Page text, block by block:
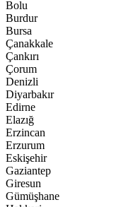
Bolu
Burdur
Bursa
Çanakkale
Çankırı
Çorum
Denizli
Diyarbakır
Edirne
Elazığ
Erzincan
Erzurum
Eskişehir
Gaziantep
Giresun
Gümüşhane